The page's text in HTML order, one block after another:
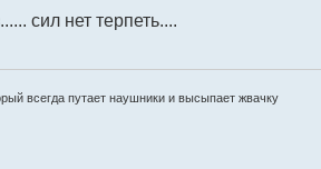
сил нет терпеть....
всегда путает наушники и высыпает жвачку